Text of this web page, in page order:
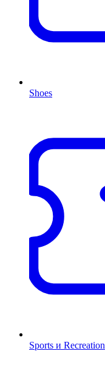
Shoes
Sports и Recreation